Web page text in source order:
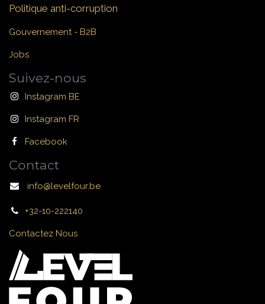
Politique anti-corruption
Gouvernement - B2B
Jobs
Suivez-nous
Instagram BE
Instagram FR
Facebook
Contact
info@levelfour.be
+32-10-222140
Contactez Nous